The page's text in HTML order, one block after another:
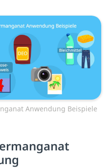
Anwendung Beispiele